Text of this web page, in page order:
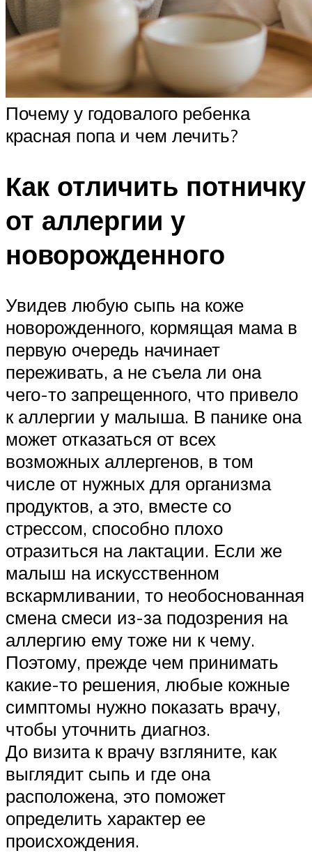
Почему у годовалого ребенка
красная попа и чем лечить?
Как отличить потничку
от аллергии у
новорожденного
Увидев любую сыпь на коже
новорожденного, кормящая мама в
первую очередь начинает
переживать, а не съела ли она
чего-то запрещенного, что привело
к аллергии у малыша. В панике она
может отказаться от всех
возможных аллергенов, в том
числе от нужных для организма
продуктов, а это, вместе со
стрессом, способно плохо
отразиться на лактации. Если же
малыш на искусственном
вскармливании, то необоснованная
смена смеси из-за подозрения на
аллергию ему тоже ни к чему.
Поэтому, прежде чем принимать
какие-то решения, любые кожные
симптомы нужно показать врачу,
чтобы уточнить диагноз.
До визита к врачу взгляните, как
выглядит сыпь и где она
расположена, это поможет
определить характер ее
происхождения.